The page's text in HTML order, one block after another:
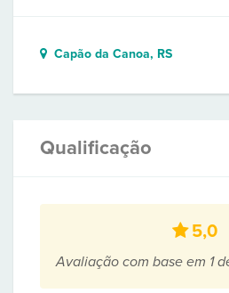
Capão da Canoa, RS
Qualificação
5,0
Avaliação com base em 1